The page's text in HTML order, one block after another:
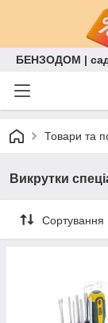
БЕНЗОДОМ |
Товари та
Викрутки
Сортування